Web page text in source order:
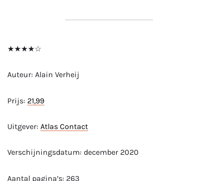
★★★★☆
Auteur: Alain Verheij
Prijs: 21,99
Uitgever: Atlas Contact
Verschijningsdatum: december 2020
Aantal pagina’s: 263